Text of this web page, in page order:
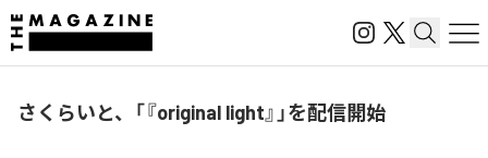
さくらいと、「『original light』」を配信開始